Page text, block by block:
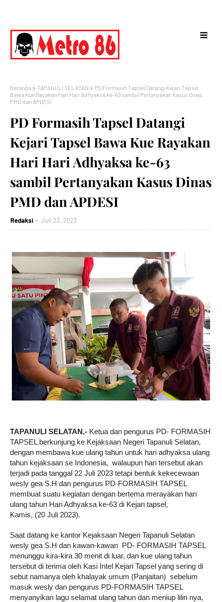
Beranda TAPANULI SELATAN
PD Formasih Tapsel Datangi Kejari Tapsel
Bawa Kue Rayakan Hari Hari Adhyaksa ke-63 sambil Pertanyakan Kasus Dinas
PMD dan APDESI
PD Formasih Tapsel Datangi
Kejari Tapsel Bawa Kue Rayakan
Hari Hari Adhyaksa ke-63
sambil Pertanyakan Kasus Dinas
PMD dan APDESI
Redaksi Juli 23, 2023
TAPANULI SELATAN,- Ketua dan pengurus PD- FORMASIH
TAPSEL berkunjung ke Kejaksaan Negeri Tapanuli Selatan,
dengan membawa kue ulang tahun untuk hari adhyaksa ulang
tahun kejaksaan se Indonesia,  walaupun hari tersebut akan
terjadi pada tanggal 22 Juli 2023 tetapi bentuk kekecewaan
wesly gea S.H dan pengurus PD-FORMASIH TAPSEL
membuat suatu kegiatan dengan bertema merayakan hari
ulang tahun Hari Adhyaksa ke-63 di Kejari tapsel,
Kamis, (20 Juli 2023).
Saat datang ke kantor Kejaksaan Negeri Tapanuli Selatan
wesly gea S.H dan kawan-kawan  PD- FORMASIH TAPSEL
menunggu kira-kira 30 menit di luar, dan kue ulang tahun
tersebut di terima oleh Kasi Intel Kejari Tapsel yang sering di
sebut namanya oleh khalayak umum (Panjaitan)  sebelum
masuk wesly dan pengurus PD-FORMASIH TAPSEL
menyanyikan lagu selamat ulang tahun dan meniup lilin nya,